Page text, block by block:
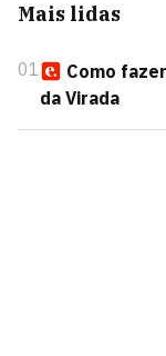
Mais lidas
01
Como
da Virada